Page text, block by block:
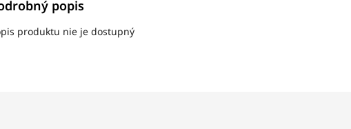
popis
produktu nie je dostupný